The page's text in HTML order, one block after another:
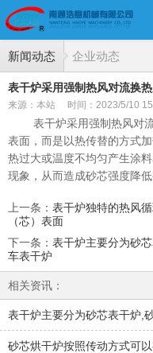
新闻动态 企业动态
表干炉采用强制热风对流换
来源：本站 时间：2023/5/10
表干炉采用强制热风对流
表面，而是以热传替的方式
热过大或温度不均匀产生涂
现象，从而造成砂芯强度降
上一条 ： 表干炉独特的热风
（芯）表面
下一条 ： 表干炉主要分为砂
车表干炉
相关资讯：
表干炉主要分为砂芯表干炉,
砂芯烘干炉按照传动方式可